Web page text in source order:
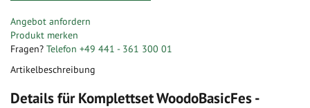
Ende
der
Bildergalerie
Zum
Anfang
der
springen
Angebot anfordern
Produkt merken
Fragen? Telefon +49 441 - 361 300 01
Artikelbeschreibung
Details für Komplettset WoodoBasicFes -